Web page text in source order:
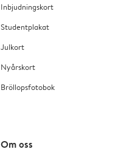
Inbjudningskort
Studentplakat
Julkort
Nyårskort
Bröllopsfotobok
Om oss